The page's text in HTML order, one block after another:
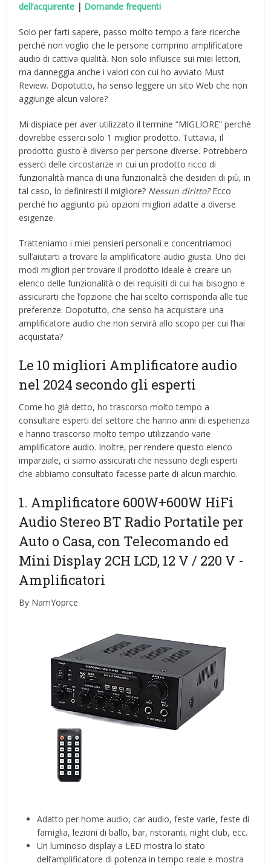
dell’acquirente | Domande frequenti
Solo per farti sapere, passo molto tempo a fare ricerche
perché non voglio che le persone comprino amplificatore
audio di cattiva qualità. Non solo influisce sui miei lettori,
ma danneggia anche i valori con cui ho avviato Must
Review. Dopotutto, ha senso leggere un sito Web che non
aggiunge alcun valore?
Mi dispiace per aver utilizzato il termine “MIGLIORE” perché
dovrebbe esserci solo 1 miglior prodotto. Tuttavia, il
prodotto giusto è diverso per persone diverse. Potrebbero
esserci delle circostanze in cui un prodotto ricco di
funzionalità manca di una funzionalità che desideri di più, in
tal caso, lo definiresti il ​​migliore? Nessun diritto?Ecco
perché ho aggiunto più opzioni migliori adatte a diverse
esigenze.
Tratteniamo i miei pensieri personali e concentriamoci
sull’aiutarti a trovare la amplificatore audio giusta. Uno dei
modi migliori per trovare il prodotto ideale è creare un
elenco delle funzionalità o dei requisiti di cui hai bisogno e
assicurarti che l’opzione che hai scelto corrisponda alle tue
preferenze. Dopotutto, che senso ha acquistare una
amplificatore audio che non servirà allo scopo per cui l’hai
acquistata?
Le 10 migliori Amplificatore audio
nel 2024 secondo gli esperti
Come ho già detto, ho trascorso molto tempo a
consultare esperti del settore che hanno anni di esperienza
e hanno trascorso molto tempo utilizzando varie
amplificatore audio. Inoltre, per rendere questo elenco
imparziale, ci siamo assicurati che nessuno degli esperti
che abbiamo consultato facesse parte di alcun marchio.
1. Amplificatore 600W+600W HiFi
Audio Stereo BT Radio Portatile per
Auto o Casa, con Telecomando ed
Mini Display 2CH LCD, 12 V / 220 V -
Amplificatori
By NamYoprce
Adatto per home audio, car audio, feste varie, feste di
famiglia, lezioni di ballo, bar, ristoranti, night club, ecc.
Un luminoso display a LED mostra lo stato
dell’amplificatore di potenza in tempo reale e mostra